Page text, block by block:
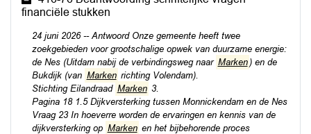
financiële stukken
24 juni 2026 -- Antwoord Onze gemeente heeft twee
zoekgebieden voor grootschalige opwek van duurzame energie:
de Nes (Uitdam nabij de verbindingsweg naar Marken ) en de
Bukdijk (van Marken richting Volendam).
Stichting Eilandraad Marken 3.
Pagina 18 1.5 Dijkversterking tussen Monnickendam en de Nes
Vraag 23 In hoeverre worden de ervaringen en kennis van de
dijkversterking op Marken en het bijbehorende proces